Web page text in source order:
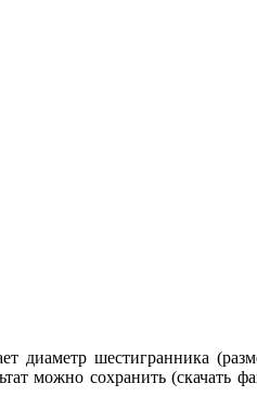
диаметр шестигранника
можно сохранить